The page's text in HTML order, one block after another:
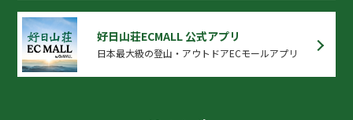
好日山荘ECMALL 公式アプリ
日本最大級の登山・アウトドアECモールアプリ